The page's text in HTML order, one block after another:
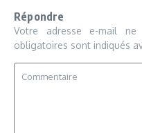
Répondre
Votre adresse e-mail ne
obligatoires sont indiqués